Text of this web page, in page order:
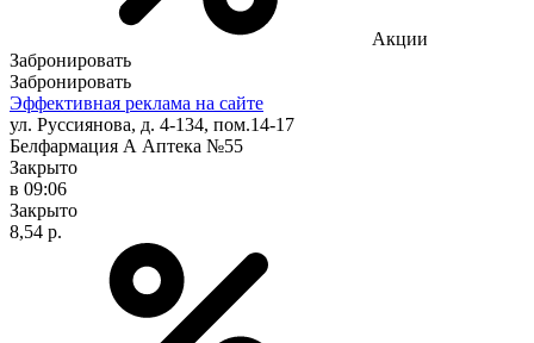
Акции
Забронировать
Забронировать
Эффективная реклама на сайте
ул. Руссиянова, д. 4-134, пом.14-17
Белфармация А Аптека №55
Закрыто
в 09:06
Закрыто
8,54 р.